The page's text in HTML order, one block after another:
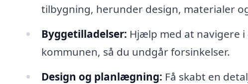
tilbygning, herunder design, materialer
Byggetilladelser: Hjælp med at navigere
kommunen, så du undgår forsinkelser.
Design og planlægning: Få skabt en